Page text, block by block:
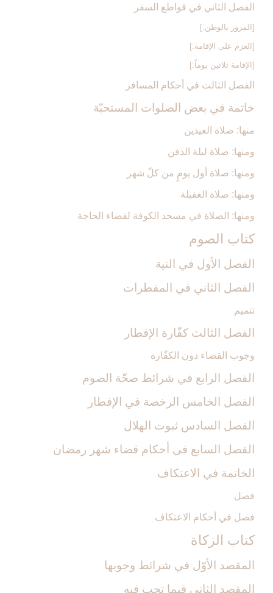
الفصل الثاني في قواطع السفر
[المرور بالوطن:]
[العزم على الإقامة:]
[الإقامة ثلاثين يوماً:]
الفصل الثالث في أحكام المسافر
خاتمة في بعض الصلوات المستحبّة
منها: صلاة العيدين‏
ومنها: صلاة ليلة الدفن‏
ومنها: صلاة أول يومٍ من كلّ شهر
ومنها: صلاة الغفيلة
ومنها: الصلاة في مسجد الكوفة لقضاء الحاجة
كتاب الصوم‏
الفصل الأول في النية
الفصل الثاني في المفطرات
تتميم
الفصل الثالث كفّارة الإفطار
وجوب القضاء دون الكفّارة
الفصل الرابع في شرائط صحّة الصوم
الفصل الخامس الرخصة في الإفطار
الفصل السادس ثبوت الهلال‏
الفصل السابع في أحكام قضاء شهر رمضان
الخاتمة في الاعتكاف
فصل
فصل في أحكام الاعتكاف
كتاب الزكاة
المقصد الأوّل ‏في شرائط وجوبها
المقصد الثاني فيما تجب فيه‏